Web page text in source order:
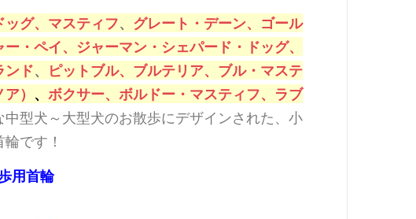
グ、 マスティフ、 グレート・デーン、 ゴール
ー・ペイ、 ジャーマン・シェパード・ドッグ、
ンド、 ピットブル、 ブルテリア、 ブル・マステ
） 、 ボクサー、 ボルドー・マスティフ、 ラブ
中型犬～大型犬のお散歩にデザインされた、小
です！
用首輪